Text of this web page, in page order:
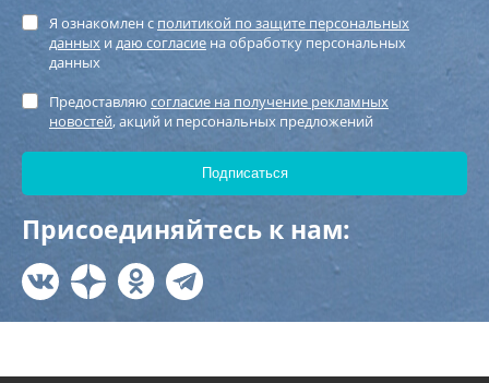
Я ознакомлен с политикой по защите персональных
данных идаю согласие на обработку персональных
данных
Предоставляю согласие на получение рекламных
новостей, акций и персональных предложений
Присоединяйтесь к нам: